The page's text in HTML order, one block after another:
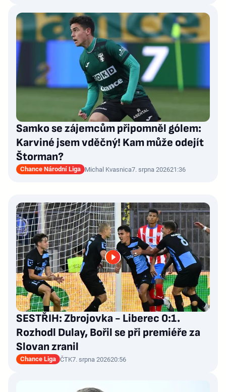
Samko se zájemcům připomněl gólem:
Karviné jsem vděčný! Kam může odejít
Štorman?
Chance Národní Liga Michal Kvasnica7. srpna 202621:36
SESTŘIH: Zbrojovka - Liberec 0:1.
Rozhodl Dulay, Bořil se při premiéře za
Slovan zranil
Chance Liga ČTK7. srpna 202620:56